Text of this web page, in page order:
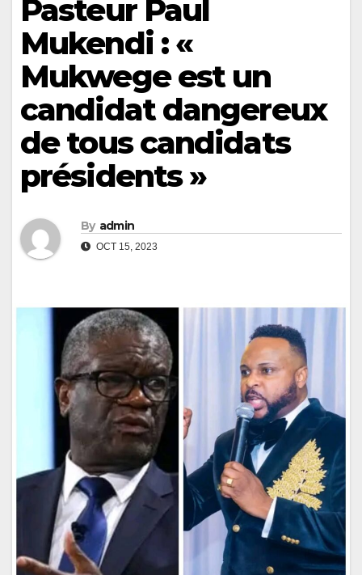
Pasteur Paul
Mukendi : «
Mukwege est un
candidat dangereux
de tous candidats
présidents »
By admin
OCT 15, 2023